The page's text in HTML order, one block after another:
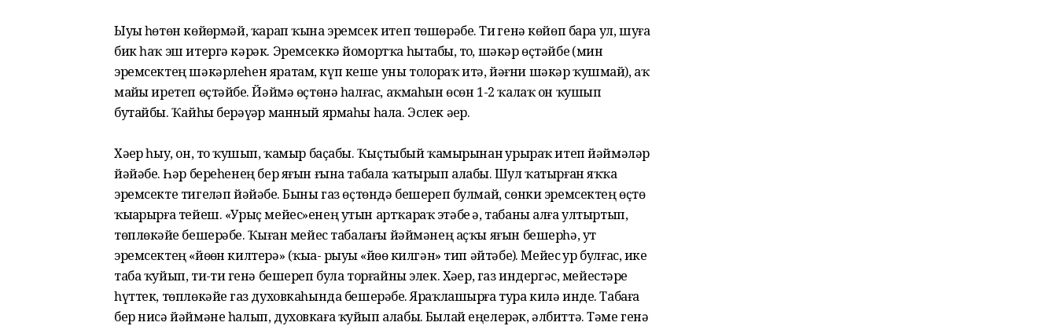
Ыуыҙ һөтөн көйҙөрмәй, ҡарап ҡына эремсек итеп төшөрәбеҙ. Тиҙ генә көйөп бара ул, шуға
бик һаҡ эш итергә кәрәк. Эремсеккә йомортҡа һытабыҙ, тоҙ, шәкәр өҫтәйбеҙ (мин
эремсектең шәкәрлеһен яратам, күп кеше уны тоҙлораҡ итә, йәғни шәкәр ҡушмай), аҡ
майҙы иретеп өҫтәйбеҙ. Йәймә өҫтөнә һалғас, аҡмаһын өсөн 1-2 ҡалаҡ он ҡушып
бутайбыҙ. Ҡайһы берәүҙәр манный ярмаһы һала. Эслек әҙер.
Хәҙер һыу, он, тоҙ ҡушып, ҡамыр баҫабыҙ. Ҡыҫтыбый ҡамырынан ҙурыраҡ итеп йәймәләр
йәйәбеҙ. Һәр береһенең бер яғын ғына табала ҡатырып алабыҙ. Шул ҡатырған яҡҡа
эремсекте тигеҙләп йәйәбеҙ. Быны газ өҫтөндә бешереп булмай, сөнки эремсектең өҫтө
ҡыҙарырға тейеш. «Урыҫ мейес»енең утын артҡараҡ этәбеҙ ҙә, табаны алға ултыртып,
төплөкәйҙе бешерәбеҙ. Ҡыҙған мейес табалағы йәймәнең аҫҡы яғын бешерһә, ут
эремсектең «йөҙөн килтерә» (ҡыҙа- рыуҙы «йөҙө килгән» тип әйтәбеҙ). Мейес ҙур булғас, ике
таба ҡуйып, тиҙ-тиҙ генә бешереп була торғайны элек. Хәҙер, газ индергәс, мейестәрҙе
һүттек, төплөкәйҙе газ духовкаһында бешерәбеҙ. Яраҡлашырға тура килә инде. Табаға
бер нисә йәймәне һалып, духовкаға ҡуйып алабыҙ. Былай еңелерәк, әлбиттә. Тәме генә